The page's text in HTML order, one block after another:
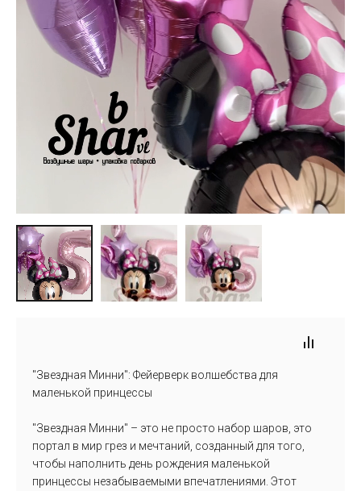
"Звездная Минни": Фейерверк волшебства для
маленькой принцессы
"Звездная Минни" – это не просто набор шаров, это
портал в мир грез и мечтаний, созданный для того,
чтобы наполнить день рождения маленькой
принцессы незабываемыми впечатлениями. Этот